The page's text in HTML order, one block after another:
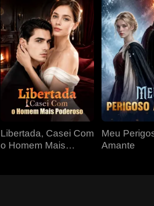
Libertada, Casei Com
o Homem Mais
Meu
Amante